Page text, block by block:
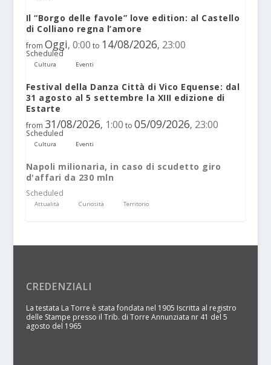
Il “Borgo delle favole” love edition: al Castello
di Colliano regna l’amore
from Oggi, 0:00 to 14/08/2026, 23:00
Scheduled
Cultura Eventi
Festival della Danza Città di Vico Equense: dal
31 agosto al 5 settembre la XIII edizione di
Estarte
from 31/08/2026, 1:00 to 05/09/2026, 23:00
Scheduled
Cultura Eventi
Napoli milionaria, in caso di scudetto giro
d'affari da 230 mln
Scheduled
Attualità Curiosità Territorio
CREDENZIALI
La testata La Torre è stata fondata nel 1905 Iscritta al registro
delle Stampe presso il Trib. di Torre Annunziata nr 41 del 5
agosto del 1965